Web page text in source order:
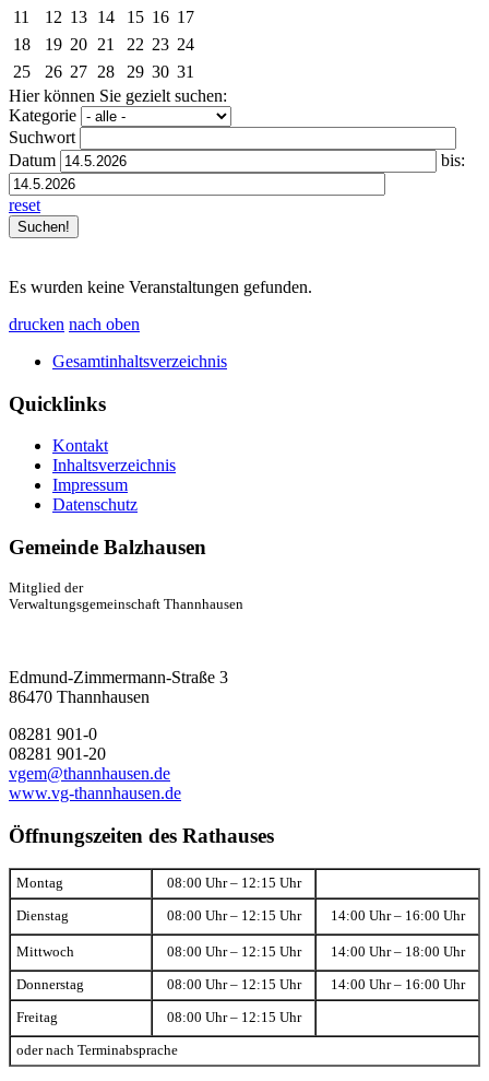
11
12 13 14 15 16 17
18
19 20 21 22 23 24
25
26 27 28 29 30 31
Hier können Sie gezielt suchen:
Kategorie
Suchwort
Datum
bis:
reset
Es wurden keine Veranstaltungen gefunden.
drucken nach oben
Gesamtinhaltsverzeichnis
Quicklinks
Kontakt
Inhaltsverzeichnis
Impressum
Datenschutz
Gemeinde Balzhausen
Mitglied der
Verwaltungsgemeinschaft Thannhausen
Edmund-Zimmermann-Straße 3
86470 Thannhausen
08281 901-0
08281 901-20
vgem@thannhausen.de
www.vg-thannhausen.de
Öffnungszeiten des Rathauses
Montag 08:00 Uhr – 12:15 Uhr
Dienstag 08:00 Uhr – 12:15 Uhr 14:00 Uhr – 16:00 Uhr
Mittwoch 08:00 Uhr – 12:15 Uhr 14:00 Uhr – 18:00 Uhr
Donnerstag 08:00 Uhr – 12:15 Uhr 14:00 Uhr – 16:00 Uhr
Freitag 08:00 Uhr – 12:15 Uhr
oder nach Terminabsprache